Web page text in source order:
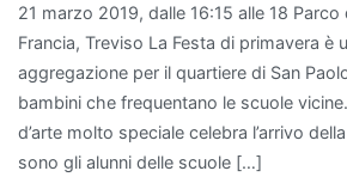
21 marzo 2019, dalle 16:15 alle 18 Parco
Francia, Treviso La Festa di primavera è
aggregazione per il quartiere di San
bambini che frequentano le scuole
d’arte molto speciale celebra l’arrivo
sono gli alunni delle scuole […]